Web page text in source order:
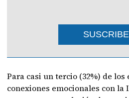
Para casi un tercio (32%) de los
conexiones emocionales con